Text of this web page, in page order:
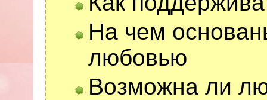
На чем
любовью
Возможна ли